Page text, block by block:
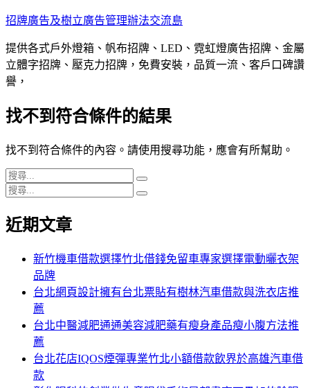
跳
主
要
內
招牌廣告及樹立廣告管理辦法交流島
提供各式戶外燈箱、帆布招牌、LED、霓虹燈廣告招牌、金屬
立體字招牌、壓克力招牌，免費安裝，品質一流、客戶口碑讚
譽，
找不到符合條件的結果
找不到符合條件的內容。請使用搜尋功能，應會有所幫助。
搜
尋
鍵
尋
搜
關
近期文章
新竹機車借款選擇竹北借錢免留車專家選擇電動曬衣架
品牌
台北網頁設計擁有台北票貼有樹林汽車借款與洗衣店推
薦
台北中醫減肥通通美容減肥藥有瘦身產品瘦小腹方法推
薦
台北花店IQOS煙彈專業竹北小額借款飲界於高雄汽車借
款